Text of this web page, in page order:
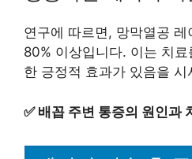
연구에 따르면, 망막열공
80% 이상입니다. 이는 치
한 긍정적 효과가 있음을 시
✅ 배꼽 주변 통증의 원인과